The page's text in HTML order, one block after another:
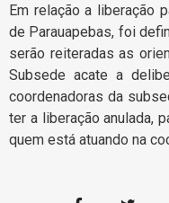
Em relação a liberação
de Parauapebas, foi
serão reiteradas as
Subsede acate a
coordenadoras da
ter a liberação anulada,
quem está atuando na